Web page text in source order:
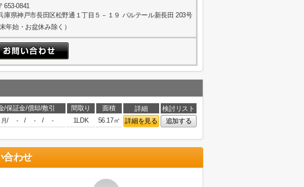
653-0841
庫県神戸市長田区松野通１丁目５－１９ パルテール新長田 203号
年始・お盆休み除く）
/保証金/償却/敷引 間取り 面積 詳細
検討リスト
/ - / - / - 1LDK 56.17㎡ 詳細を見る 追加する
合わせ